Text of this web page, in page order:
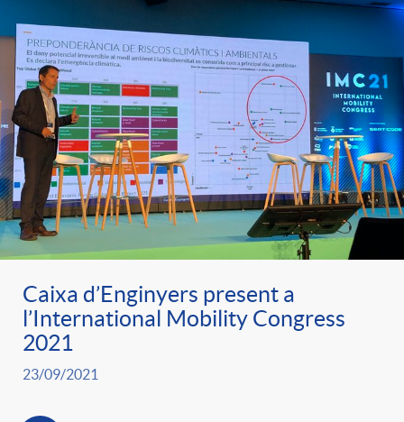
Caixa d’Enginyers present a
l’International Mobility Congress
2021
23/09/2021